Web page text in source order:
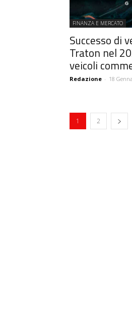
FINANZA E MERCATO
Successo di
Traton nel
veicoli
Redazione - 18
1 2